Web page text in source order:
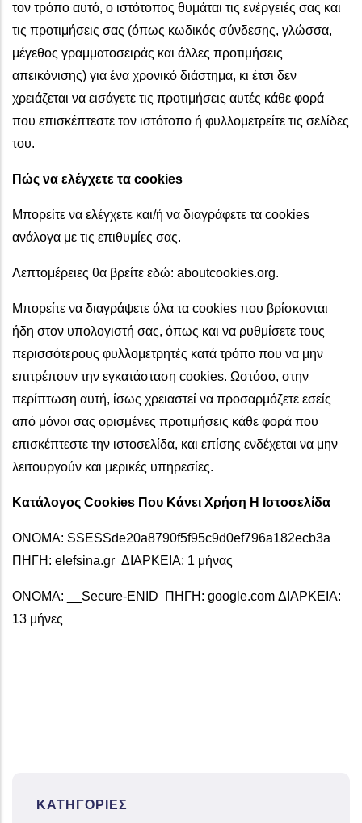
τον τρόπο αυτό, ο ιστότοπος θυμάται τις ενέργειές σας και
τις προτιμήσεις σας (όπως κωδικός σύνδεσης, γλώσσα,
μέγεθος γραμματοσειράς και άλλες προτιμήσεις
απεικόνισης) για ένα χρονικό διάστημα, κι έτσι δεν
χρειάζεται να εισάγετε τις προτιμήσεις αυτές κάθε φορά
που επισκέπτεστε τον ιστότοπο ή φυλλομετρείτε τις σελίδες
του.
Πώς να ελέγχετε τα cookies
Μπορείτε να ελέγχετε και/ή να διαγράφετε τα cookies
ανάλογα με τις επιθυμίες σας.
Λεπτομέρειες θα βρείτε εδώ: aboutcookies.org.
Μπορείτε να διαγράψετε όλα τα cookies που βρίσκονται
ήδη στον υπολογιστή σας, όπως και να ρυθμίσετε τους
περισσότερους φυλλομετρητές κατά τρόπο που να μην
επιτρέπουν την εγκατάσταση cookies. Ωστόσο, στην
περίπτωση αυτή, ίσως χρειαστεί να προσαρμόζετε εσείς
από μόνοι σας ορισμένες προτιμήσεις κάθε φορά που
επισκέπτεστε την ιστοσελίδα, και επίσης ενδέχεται να μην
λειτουργούν και μερικές υπηρεσίες.
Κατάλογος Cookies Που Κάνει Χρήση Η Ιστοσελίδα
ΟΝΟΜΑ: SSESSde20a8790f5f95c9d0ef796a182ecb3a
ΠΗΓΗ: elefsina.gr ΔΙΑΡΚΕΙΑ: 1 μήνας
ΟΝΟΜΑ: __Secure-ENID ΠΗΓΗ: google.com ΔΙΑΡΚΕΙΑ:
13 μήνες
ΚΑΤΗΓΟΡΊΕΣ